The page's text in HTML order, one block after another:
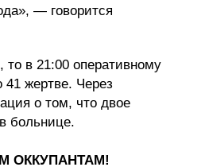
— говорится
то в 21:00 оперативному
жертве. Через
о том, что двое
больнице.
ОККУПАНТАМ!